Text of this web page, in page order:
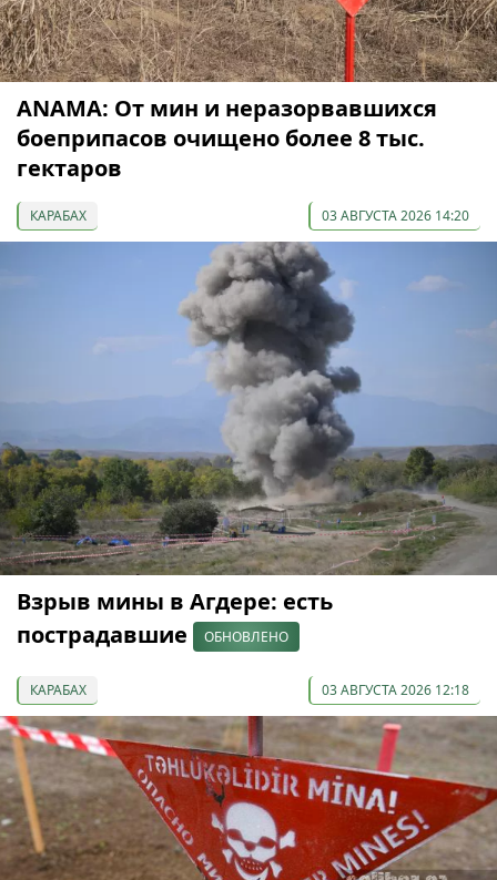
ANAMA: От мин и неразорвавшихся
боеприпасов очищено более 8 тыс.
гектаров
КАРАБАХ 03 АВГУСТА 2026 14:20
Взрыв мины в Агдере: есть
пострадавшие
ОБНОВЛЕНО
КАРАБАХ 03 АВГУСТА 2026 12:18